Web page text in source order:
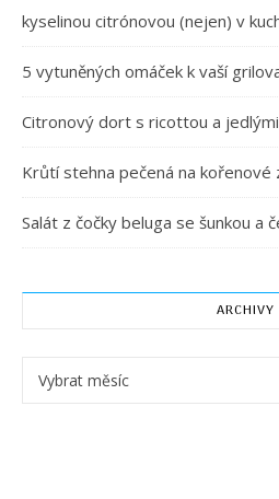
kyselinou citrónovou (nejen) v
5 vytuněných omáček k vaší
Citronový dort s ricottou a
Krůtí stehna pečená na kořenové
Salát z čočky beluga se šunkou a
ARCHIVY
Archivy